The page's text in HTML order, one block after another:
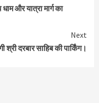
और यात्रा मार्ग का
Next
दरबार साहिब की पार्किंग।